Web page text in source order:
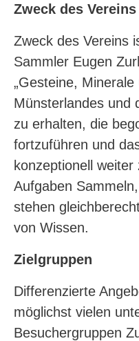
Zweck des Vereins
Zweck des Vereins
Sammler Eugen
„Gesteine,
Münsterlandes und
zu erhalten, die
fortzuführen und
konzeptionell
Aufgaben
stehen
von Wissen.
Zielgruppen
Differenzierte
möglichst vielen
Besuchergruppen